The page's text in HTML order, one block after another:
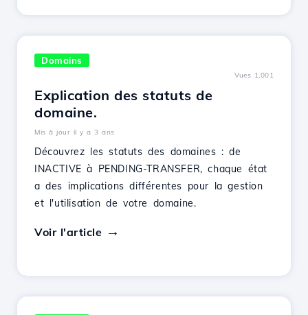
Domains
Vues 1,001
Explication des statuts de
domaine.
Mis à jour il y a 3 ans
Découvrez les statuts des domaines : de
INACTIVE à PENDING-TRANSFER, chaque état
a des implications différentes pour la gestion
et l'utilisation de votre domaine.
Voir l'article